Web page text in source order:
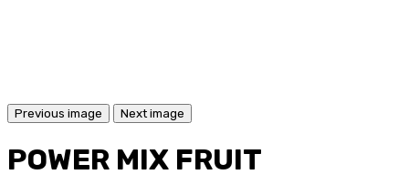
Previous image Next image
POWER MIX FRUIT